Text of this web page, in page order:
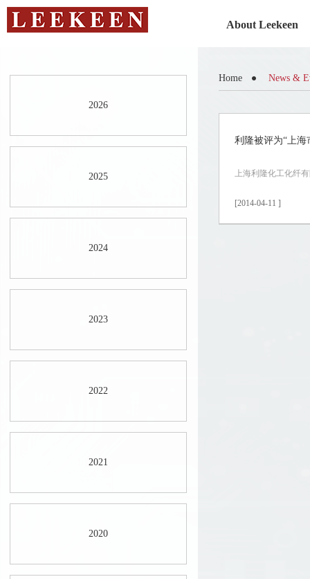
About Leekeen
2026
2025
2024
2023
2022
2021
2020
Home News &
利隆被评为“上
上海利隆化工化纤
[2014-04-11 ]